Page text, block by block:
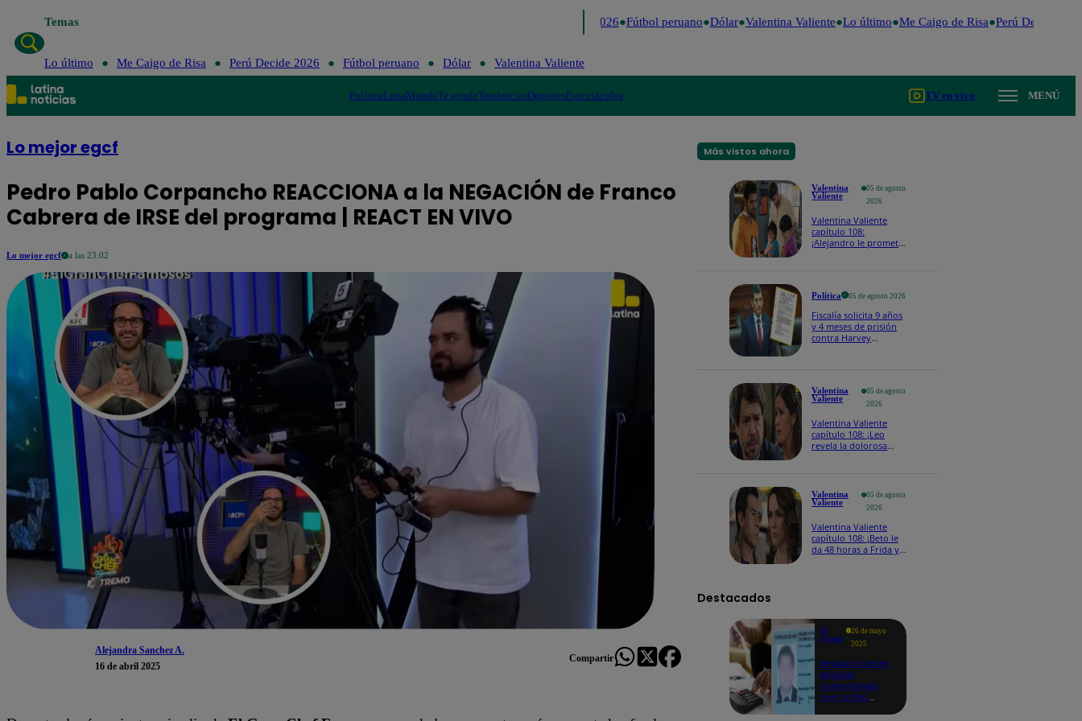
Temas Perú Decide 2026 Fútbol peruano Dólar Valentina Valiente Lo último Me Caigo de Risa Perú Decide 2026
Lo último Me Caigo de Risa Perú Decide 2026 Fútbol peruano Dólar Valentina Valiente
PolíticaLimaMundoTe ayudoTendenciasDeportesEspectáculos TV en vivo MENÚ
Lo mejor egcf
Pedro Pablo Corpancho REACCIONA a la NEGACIÓN de Franco
Cabrera de IRSE del programa | REACT EN VIVO
Lo mejor egcf a las 23:02
Alejandra Sanchez A.
16 de abril 2025
Compartir
Más vistos ahora
Valentina
Valiente
05 de agosto
2026
Valentina Valiente
capítulo 108:
¡Alejandro le promete
Política 05 de agosto 2026
Fiscalía solicita 9 años
y 4 meses de prisión
contra Harvey
Valentina
Valiente
05 de agosto
2026
Valentina Valiente
capítulo 108: ¡Leo
revela la dolorosa
Valentina
Valiente
05 de agosto
2026
Valentina Valiente
capítulo 108: ¡Beto le
da 48 horas a Frida y
Destacados
Te
ayudo
26 de mayo
2025
Revisa si tienes
deudas
consultando
con tu DNI: